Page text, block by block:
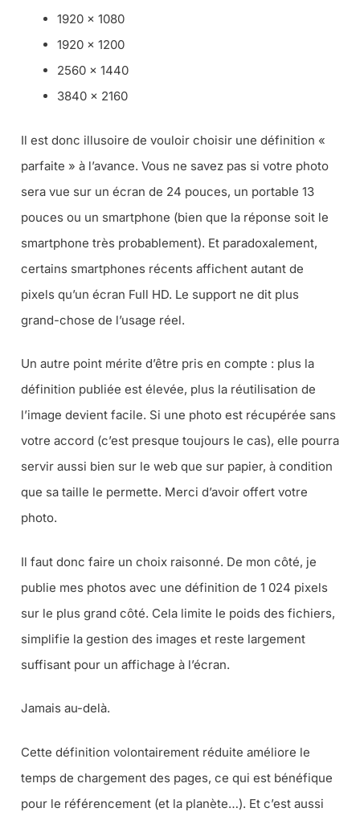
1920 × 1080
1920 × 1200
2560 × 1440
3840 × 2160
Il est donc illusoire de vouloir choisir une définition «
parfaite » à l’avance. Vous ne savez pas si votre photo
sera vue sur un écran de 24 pouces, un portable 13
pouces ou un smartphone (bien que la réponse soit le
smartphone très probablement). Et paradoxalement,
certains smartphones récents affichent autant de
pixels qu’un écran Full HD. Le support ne dit plus
grand-chose de l’usage réel.
Un autre point mérite d’être pris en compte : plus la
définition publiée est élevée, plus la réutilisation de
l’image devient facile. Si une photo est récupérée sans
votre accord (c’est presque toujours le cas), elle pourra
servir aussi bien sur le web que sur papier, à condition
que sa taille le permette. Merci d’avoir offert votre
photo.
Il faut donc faire un choix raisonné. De mon côté, je
publie mes photos avec une définition de 1 024 pixels
sur le plus grand côté. Cela limite le poids des fichiers,
simplifie la gestion des images et reste largement
suffisant pour un affichage à l’écran.
Jamais au-delà.
Cette définition volontairement réduite améliore le
temps de chargement des pages, ce qui est bénéfique
pour le référencement (et la planète…). Et c’est aussi